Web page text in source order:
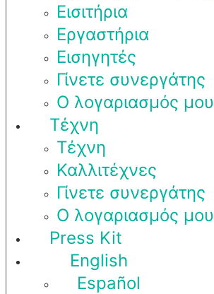
Εισιτήρια
Εργαστήρια
Εισηγητές
Γίνετε συνεργάτης
Ο λογαριασμός μου
Τέχνη
Τέχνη
Καλλιτέχνες
Γίνετε συνεργάτης
Ο λογαριασμός μου
Press Kit
English
Español